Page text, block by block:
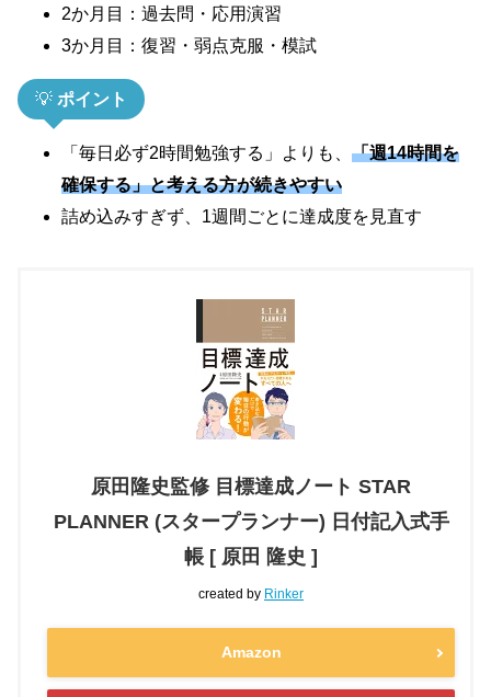
2か月目：過去問・応用演習
3か月目：復習・弱点克服・模試
💡 ポイント
「毎日必ず2時間勉強する」よりも、 「週14時間を
確保する」と考える方が続きやすい
詰め込みすぎず、1週間ごとに達成度を見直す
原田隆史監修 目標達成ノート STAR
PLANNER (スタープランナー) 日付記入式手
帳 [ 原田 隆史 ]
created by Rinker
Amazon